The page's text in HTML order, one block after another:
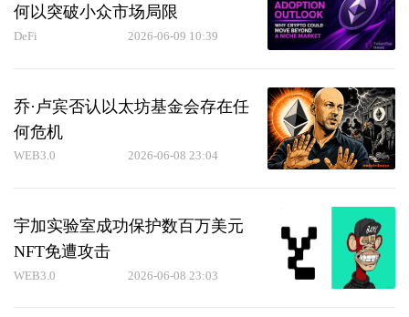
何以突破小众市场局限
DeFi 2026-06-09 10:39
乔·卢宾否认以太坊基金会存在任
何危机
WEB3.0 2026-06-08 23:04
宇加实验室成功保护数百万美元
NFT免遭攻击
WEB3.0 2026-06-08 23:03